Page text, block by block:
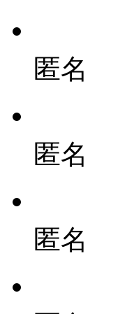
匿名
匿名
匿名